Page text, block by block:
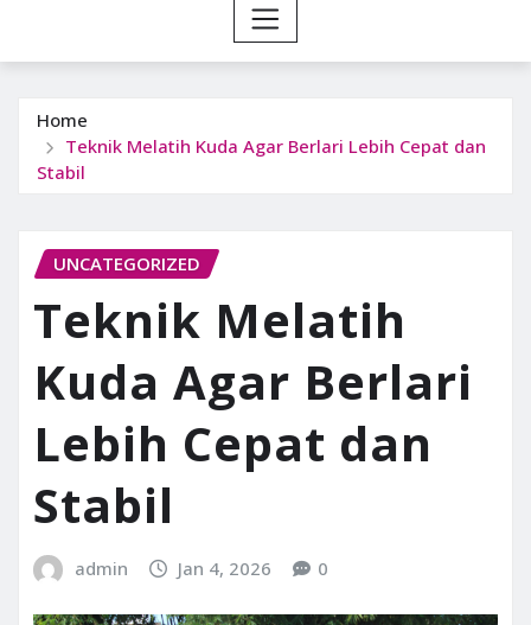
Home
Teknik Melatih Kuda Agar Berlari Lebih Cepat dan
Stabil
UNCATEGORIZED
Teknik Melatih
Kuda Agar Berlari
Lebih Cepat dan
Stabil
admin Jan 4, 2026 0